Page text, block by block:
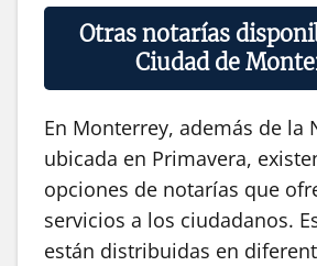
Otras notarías
Ciudad de
En Monterrey, además de la
ubicada en Primavera,
opciones de notarías que
servicios a los ciudadanos.
están distribuidas en